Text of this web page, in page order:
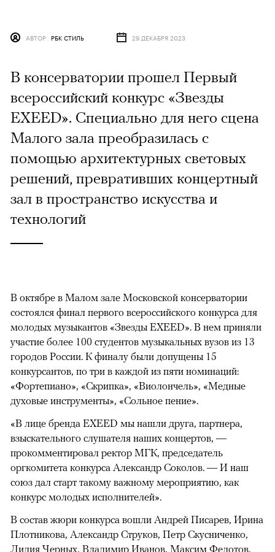
АВТОР РБК СТИЛЬ 29 ДЕКАБРЯ 2023
В консерватории прошел Первый
всероссийский конкурс «Звезды
EXEED». Специально для него сцена
Малого зала преобразилась с
помощью архитектурных световых
решений, превративших концертный
зал в пространство искусства и
технологий
В октябре в Малом зале Московской консерватории
состоялся финал первого всероссийского конкурса для
молодых музыкантов «Звезды EXEED». В нем приняли
участие более 100 студентов музыкальных вузов из 13
городов России. К финалу были допущены 15
конкурсантов, по три в каждой из пяти номинаций:
«Фортепиано», «Скрипка», «Виолончель», «Медные
духовые инструменты», «Сольное пение».
«В лице бренда EXEED мы нашли друга, партнера,
взыскательного слушателя наших концертов, —
прокомментировал ректор МГК, председатель
оргкомитета конкурса Александр Соколов. — И наш
союз дал старт такому важному мероприятию, как
конкурс молодых исполнителей».
В состав жюри конкурса вошли Андрей Писарев, Ирина
Плотникова, Александр Струков, Петр Скусниченко,
Лидия Черных, Владимир Иванов, Максим Федотов,